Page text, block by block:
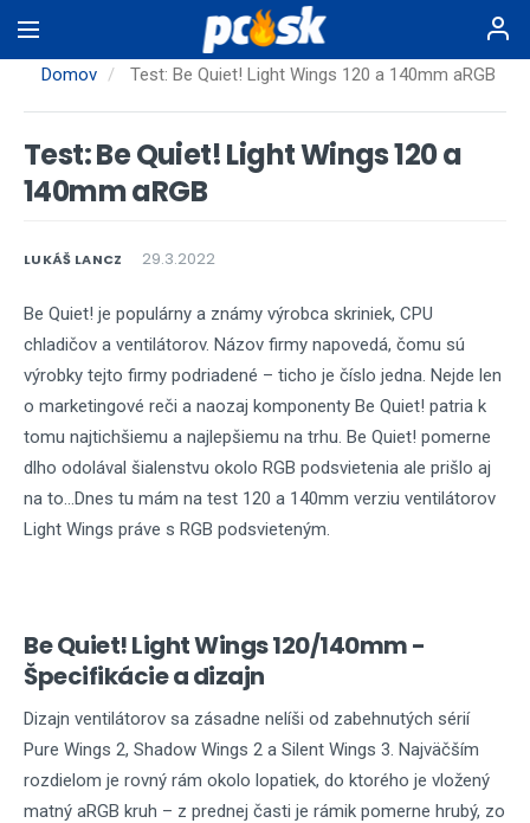
na
hlavnýDomov Test: Be Quiet! Light Wings 120 a 140mm aRGB
Test: Be Quiet! Light Wings 120 a
140mm aRGB
LUKÁŠ LANCZ 29.3.2022
Be Quiet! je populárny a známy výrobca skriniek, CPU
chladičov a ventilátorov. Názov firmy napovedá, čomu sú
výrobky tejto firmy podriadené – ticho je číslo jedna. Nejde len
o marketingové reči a naozaj komponenty Be Quiet! patria k
tomu najtichšiemu a najlepšiemu na trhu. Be Quiet! pomerne
dlho odolával šialenstvu okolo RGB podsvietenia ale prišlo aj
na to...Dnes tu mám na test 120 a 140mm verziu ventilátorov
Light Wings práve s RGB podsvieteným.
Be Quiet! Light Wings 120/140mm -
Špecifikácie a dizajn
Dizajn ventilátorov sa zásadne nelíši od zabehnutých sérií
Pure Wings 2, Shadow Wings 2 a Silent Wings 3. Najväčším
rozdielom je rovný rám okolo lopatiek, do ktorého je vložený
matný aRGB kruh – z prednej časti je rámik pomerne hrubý, zo